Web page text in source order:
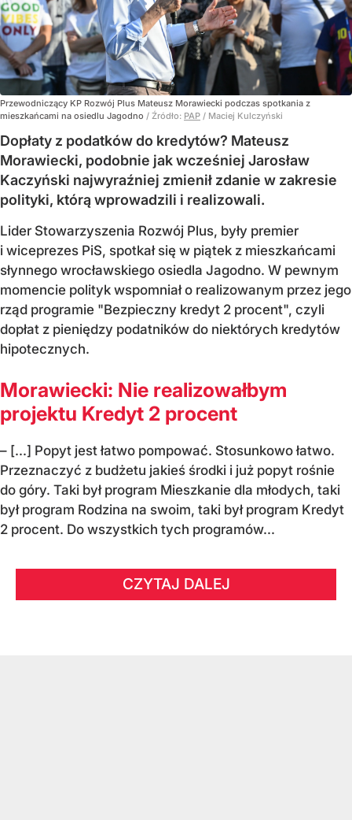
Przewodniczący KP Rozwój Plus Mateusz Morawiecki podczas spotkania z
mieszkańcami na osiedlu Jagodno / Źródło: PAP / Maciej Kulczyński
Dopłaty z podatków do kredytów? Mateusz
Morawiecki, podobnie jak wcześniej Jarosław
Kaczyński najwyraźniej zmienił zdanie w zakresie
polityki, którą wprowadzili i realizowali.
Lider Stowarzyszenia Rozwój Plus, były premier
i wiceprezes PiS, spotkał się w piątek z mieszkańcami
słynnego wrocławskiego osiedla Jagodno. W pewnym
momencie polityk wspomniał o realizowanym przez jego
rząd programie "Bezpieczny kredyt 2 procent", czyli
dopłat z pieniędzy podatników do niektórych kredytów
hipotecznych.
Morawiecki: Nie realizowałbym
projektu Kredyt 2 procent
– [...] Popyt jest łatwo pompować. Stosunkowo łatwo.
Przeznaczyć z budżetu jakieś środki i już popyt rośnie
do góry. Taki był program Mieszkanie dla młodych, taki
był program Rodzina na swoim, taki był program Kredyt
2 procent. Do wszystkich tych programów...
CZYTAJ DALEJ